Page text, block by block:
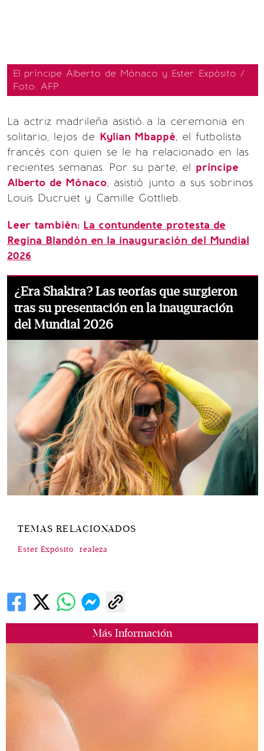
Más Información
El príncipe Alberto de Mónaco y Ester Expósito /
Foto: AFP
La actriz madrileña asistió a la ceremonia en
solitario, lejos de Kylian Mbappé, el futbolista
francés con quien se le ha relacionado en las
recientes semanas. Por su parte, el príncipe
Alberto de Mónaco, asistió junto a sus sobrinos
Louis Ducruet y Camille Gottlieb.
Leer también: La contundente protesta de
Regina Blandón en la inauguración del Mundial
2026
¿Era Shakira? Las teorías que surgieron
tras su presentación en la inauguración
del Mundial 2026
TEMAS RELACIONADOS
Ester Expósito realeza